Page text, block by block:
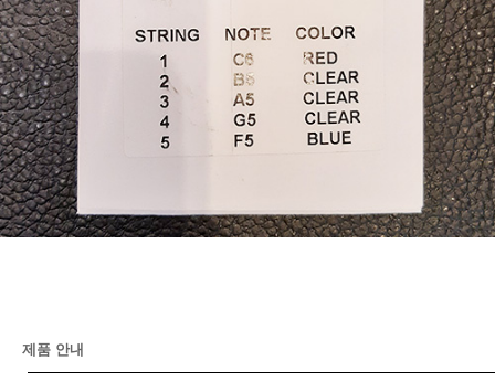
제품 안내